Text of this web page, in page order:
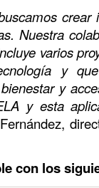
Nuestra
varios
y
y
y esta
con los